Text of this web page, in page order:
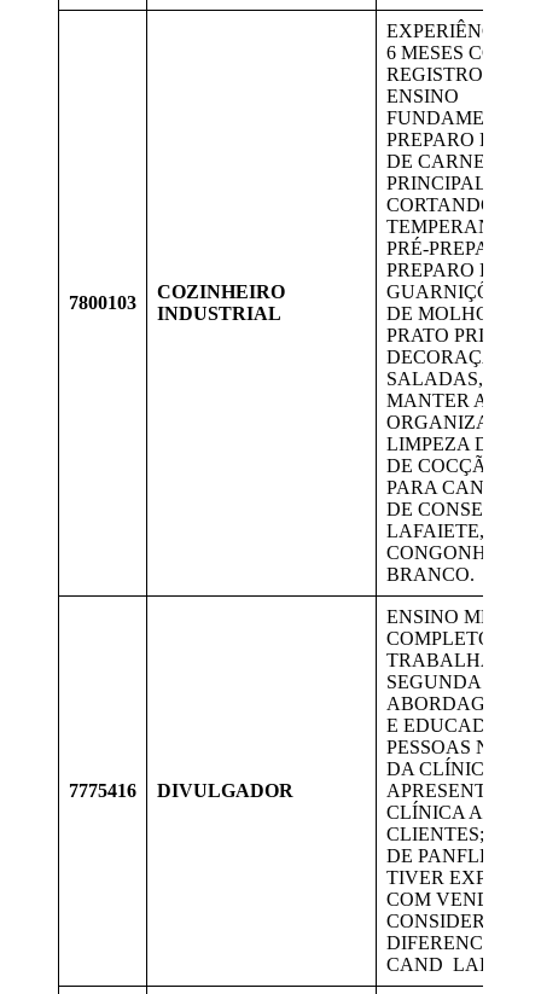
7800103
COZINHEIRO
INDUSTRIAL
EXPERIÊNCIA
6 MESES COM
REGISTRO EM
ENSINO
FUNDAMENTAL.
PREPARO E
DE CARNES
PRINCIPAL),
CORTANDO E
TEMPERANDO-
PRÉ-PREPARO E
PREPARO DE
GUARNIÇÕES,
DE MOLHOS
PRATO
DECORAÇÃO DE
SALADAS, ETC.
MANTER A
ORGANIZAÇÃO
LIMPEZA DAS
DE COCÇÃO;
PARA
DE
LAFAIETE,
CONGONHAS E
BRANCO.
7775416 DIVULGADOR
ENSINO MÉDIO
COMPLETO.
TRABALHAR DE
SEGUNDA A
ABORDAGEM
E EDUCADA DE
PESSOAS NA
DA CLÍNICA;
CLÍNICA AOS
CLIENTES;
DE PANFLETOS;
TIVER
COM VENDAS
CONSIDERADO
DIFERENCIAL.
CAND